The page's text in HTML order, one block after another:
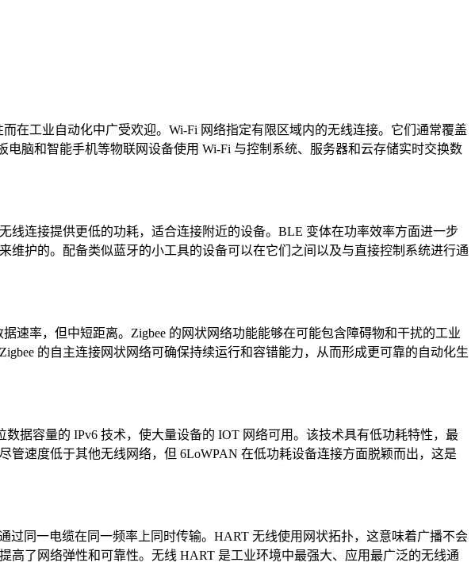
在工业自动化中广受欢迎。Wi-Fi 网络指定有限区域内的无线连接。它们通常覆盖
脑和智能手机等物联网设备使用 Wi-Fi 与控制系统、服务器和云存储实时交换数
连接提供更低的功耗，适合连接附近的设备。BLE 变体在功率效率方面进一步
护的。配备类似蓝牙的小工具的设备可以在它们之间以及与直接控制系统进行通
速率，但中短距离。Zigbee 的网状网络功能能够在可能包含障碍物和干扰的工业
的自主连接网状网络可确保持续运行和容错能力，从而形成更可靠的自动化生
据容量的 IPv6 技术，使大量设备的 IOT 网络可用。该技术具有低功耗特性，最
速度低于其他无线网络，但 6LoWPAN 在低功耗设备连接方面脱颖而出，这是
过同一电缆在同一频率上同时传输。HART 无线使用网状拓扑，这意味着广播不会
了网络弹性和可靠性。无线 HART 是工业环境中最强大、应用最广泛的无线通